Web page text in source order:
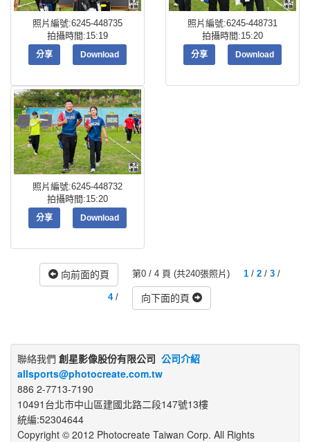
照片編號:6245-448735
拍攝時間:15:19
分享 Download
照片編號:6245-448731
拍攝時間:15:20
分享 Download
照片編號:6245-448732
拍攝時間:15:20
分享 Download
向前面的頁 第0 / 4 頁 (共240張照片) 1/ 2/ 3/
4/ 向下面的頁
聯絡我們 創星影像股份有限公司 公司介紹
allsports@photocreate.com.tw
886 2-7713-7190
10491台北市中山區建國北路二段147號13樓
統編:52304644
Copyright © 2012 Photocreate Taiwan Corp. All Rights